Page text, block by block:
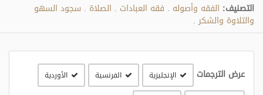
التصنيف: الفقه وأصوله فقه العبادات الصلاة سجود السهو
والتلاوة والشكر
عرض الترجمات الإنجليزية الفرنسية الأوردية